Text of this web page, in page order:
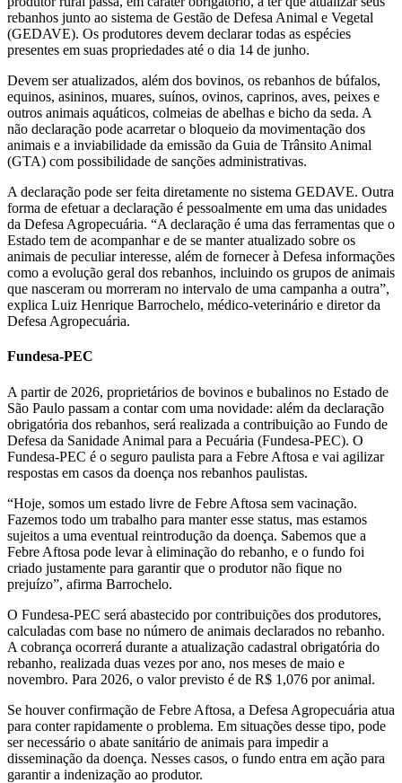
rebanhos junto ao sistema de Gestão de Defesa Animal e Vegetal
(GEDAVE). Os produtores devem declarar todas as espécies
presentes em suas propriedades até o dia 14 de junho.
Devem ser atualizados, além dos bovinos, os rebanhos de búfalos,
equinos, asininos, muares, suínos, ovinos, caprinos, aves, peixes e
outros animais aquáticos, colmeias de abelhas e bicho da seda. A
não declaração pode acarretar o bloqueio da movimentação dos
animais e a inviabilidade da emissão da Guia de Trânsito Animal
(GTA) com possibilidade de sanções administrativas.
A declaração pode ser feita diretamente no sistema GEDAVE. Outra
forma de efetuar a declaração é pessoalmente em uma das unidades
da Defesa Agropecuária. “A declaração é uma das ferramentas que o
Estado tem de acompanhar e de se manter atualizado sobre os
animais de peculiar interesse, além de fornecer à Defesa informações
como a evolução geral dos rebanhos, incluindo os grupos de animais
que nasceram ou morreram no intervalo de uma campanha a outra”,
explica Luiz Henrique Barrochelo, médico-veterinário e diretor da
Defesa Agropecuária.
Fundesa-PEC
A partir de 2026, proprietários de bovinos e bubalinos no Estado de
São Paulo passam a contar com uma novidade: além da declaração
obrigatória dos rebanhos, será realizada a contribuição ao Fundo de
Defesa da Sanidade Animal para a Pecuária (Fundesa-PEC). O
Fundesa-PEC é o seguro paulista para a Febre Aftosa e vai agilizar
respostas em casos da doença nos rebanhos paulistas.
“Hoje, somos um estado livre de Febre Aftosa sem vacinação.
Fazemos todo um trabalho para manter esse status, mas estamos
sujeitos a uma eventual reintrodução da doença. Sabemos que a
Febre Aftosa pode levar à eliminação do rebanho, e o fundo foi
criado justamente para garantir que o produtor não fique no
prejuízo”, afirma Barrochelo.
O Fundesa-PEC será abastecido por contribuições dos produtores,
calculadas com base no número de animais declarados no rebanho.
A cobrança ocorrerá durante a atualização cadastral obrigatória do
rebanho, realizada duas vezes por ano, nos meses de maio e
novembro. Para 2026, o valor previsto é de R$ 1,076 por animal.
Se houver confirmação de Febre Aftosa, a Defesa Agropecuária atua
para conter rapidamente o problema. Em situações desse tipo, pode
ser necessário o abate sanitário de animais para impedir a
disseminação da doença. Nesses casos, o fundo entra em ação para
garantir a indenização ao produtor.